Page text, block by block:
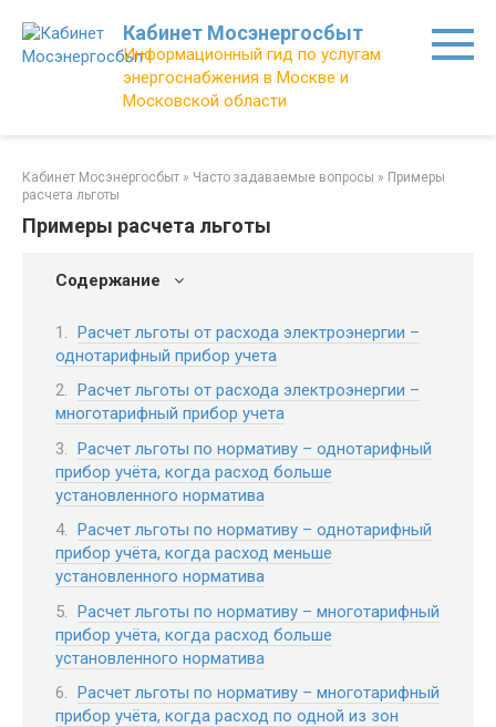
контенту
Кабинет Мосэнергосбыт
Информационный гид по услугам
энергоснабжения в Москве и
Московской области
Кабинет Мосэнергосбыт » Часто задаваемые вопросы » Примеры
расчета льготы
Примеры расчета льготы
Содержание
Расчет льготы от расхода электроэнергии –
однотарифный прибор учета
Расчет льготы от расхода электроэнергии –
многотарифный прибор учета
Расчет льготы по нормативу – однотарифный
прибор учёта, когда расход больше
установленного норматива
Расчет льготы по нормативу – однотарифный
прибор учёта, когда расход меньше
установленного норматива
Расчет льготы по нормативу – многотарифный
прибор учёта, когда расход больше
установленного норматива
Расчет льготы по нормативу – многотарифный
прибор учёта, когда расход по одной из зон